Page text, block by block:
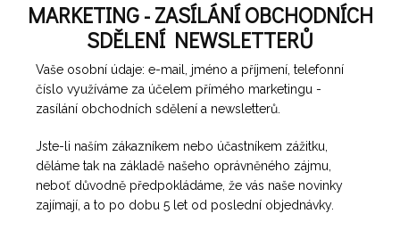
MARKETING - ZASÍLÁNÍ OBCHODNÍCH
SDĚLENÍ NEWSLETTERŮ
Vaše osobní údaje: e-mail, jméno a příjmení, telefonní
číslo využíváme za účelem přímého marketingu -
zasílání obchodních sdělení a newsletterů.
Jste-li naším zákazníkem nebo účastníkem zážitku,
děláme tak na základě našeho oprávněného zájmu,
neboť důvodně předpokládáme, že vás naše novinky
zajímají, a to po dobu 5 let od poslední objednávky.